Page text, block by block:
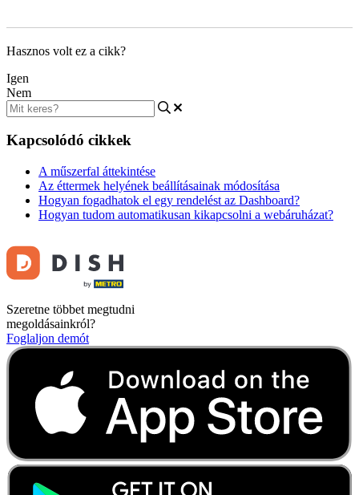
Hasznos volt ez a cikk?
Igen
Nem
Kapcsolódó cikkek
A műszerfal áttekintése
Az éttermek helyének beállításainak módosítása
Hogyan fogadhatok el egy rendelést az Dashboard?
Hogyan tudom automatikusan kikapcsolni a webáruházat?
Szeretne többet megtudni
megoldásainkról?
Foglaljon demót